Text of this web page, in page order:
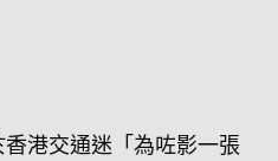
港交通迷「為咗影一張